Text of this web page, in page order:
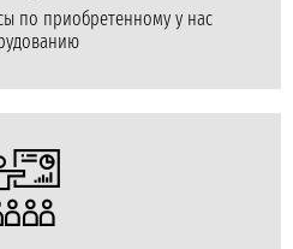
по приобретенному у нас